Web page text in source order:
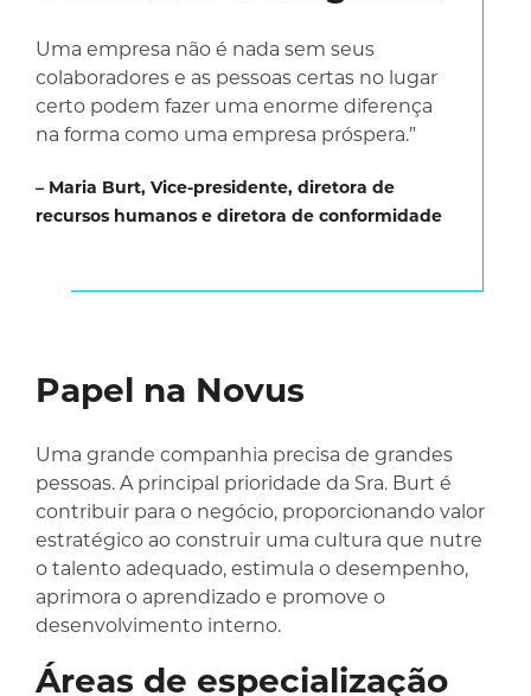
Uma empresa não é nada sem seus
colaboradores e as pessoas certas no lugar
certo podem fazer uma enorme diferença
na forma como uma empresa próspera.”
– Maria Burt Vice-presidente, diretora de
recursos humanos e diretora de conformidade
Papel na Novus
Uma grande companhia precisa de grandes
pessoas. A principal prioridade da Sra. Burt é
contribuir para o negócio, proporcionando valor
estratégico ao construir uma cultura que nutre
o talento adequado, estimula o desempenho,
aprimora o aprendizado e promove o
desenvolvimento interno.
Áreas de especialização